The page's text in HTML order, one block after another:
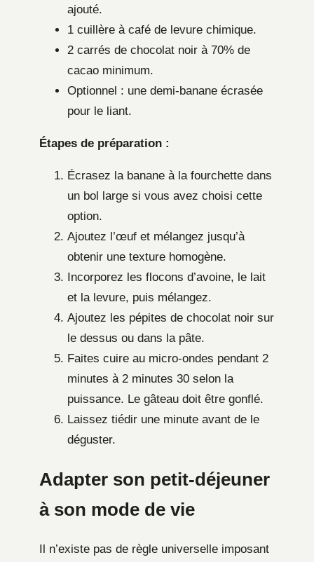
ajouté.
1 cuillère à café de levure chimique.
2 carrés de chocolat noir à 70% de
cacao minimum.
Optionnel : une demi-banane écrasée
pour le liant.
Étapes de préparation :
Écrasez la banane à la fourchette dans
un bol large si vous avez choisi cette
option.
Ajoutez l’œuf et mélangez jusqu’à
obtenir une texture homogène.
Incorporez les flocons d’avoine, le lait
et la levure, puis mélangez.
Ajoutez les pépites de chocolat noir sur
le dessus ou dans la pâte.
Faites cuire au micro-ondes pendant 2
minutes à 2 minutes 30 selon la
puissance. Le gâteau doit être gonflé.
Laissez tiédir une minute avant de le
déguster.
Adapter son petit-déjeuner
à son mode de vie
Il n’existe pas de règle universelle imposant